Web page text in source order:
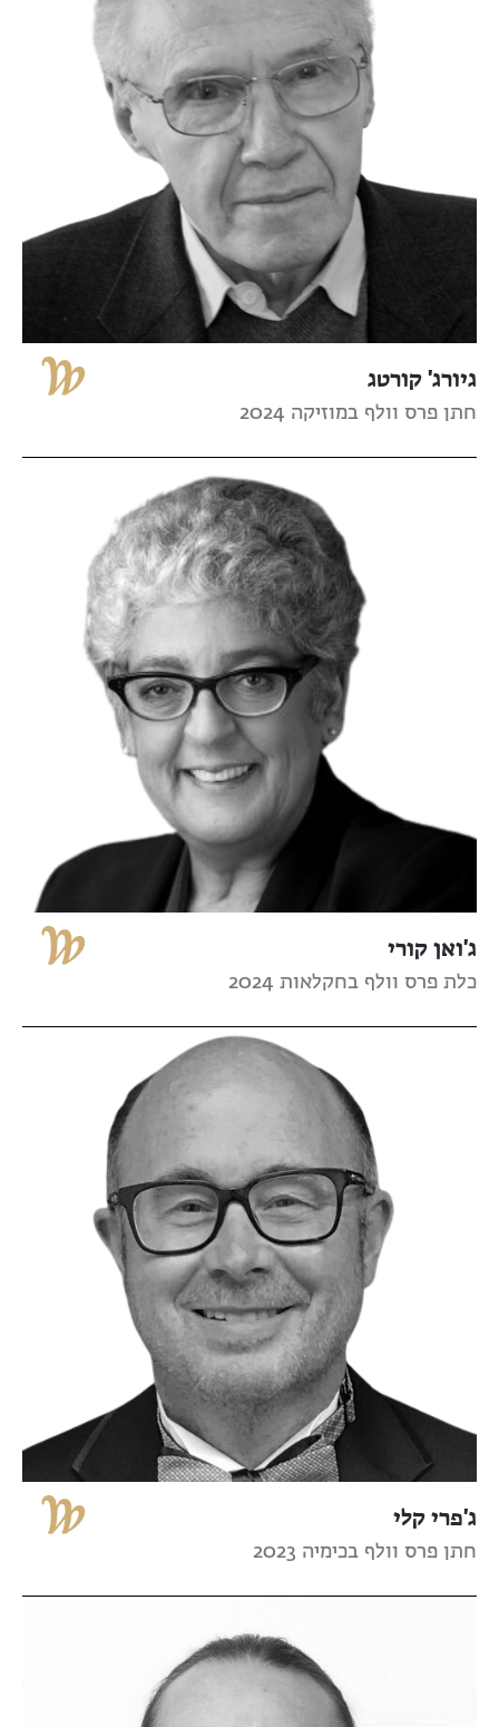
גיורג' קורטג
חתן פרס וולף במוזיקה 2024
ג'ואן קורי
כלת פרס וולף בחקלאות 2024
ג'פרי קלי
חתן פרס וולף בכימיה 2023